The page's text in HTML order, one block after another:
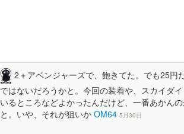
2＋アベンジャーズで、飽きてた。でも25円
ではないだろうかと。今回の装着や、スカイダ
いるところなどよかったんだけど、一番あかん
と。いや、それが狙いか OM64 5月30日